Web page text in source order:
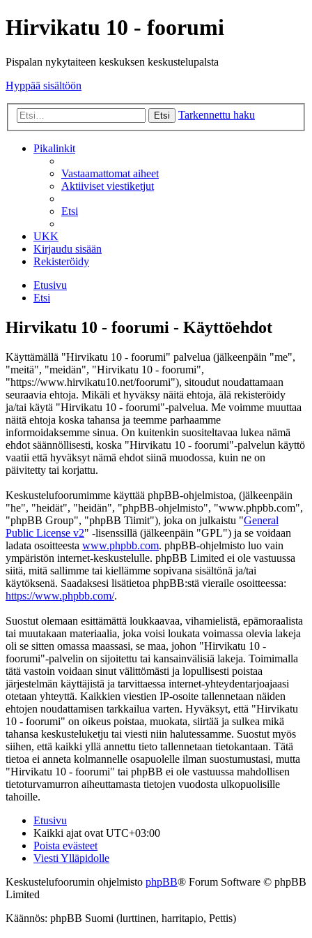
Hirvikatu 10 - foorumi
Pispalan nykytaiteen keskuksen keskustelupalsta
Hyppää sisältöön
Etsi Tarkennettu haku
Pikalinkit
Vastaamattomat aiheet
Aktiiviset viestiketjut
Etsi
UKK
Kirjaudu sisään
Rekisteröidy
Etusivu
Etsi
Hirvikatu 10 - foorumi - Käyttöehdot
Käyttämällä "Hirvikatu 10 - foorumi" palvelua (jälkeenpäin "me",
"meitä", "meidän", "Hirvikatu 10 - foorumi",
"https://www.hirvikatu10.net/foorumi"), sitoudut noudattamaan
seuraavia ehtoja. Mikäli et hyväksy näitä ehtoja, älä rekisteröidy
ja/tai käytä "Hirvikatu 10 - foorumi"-palvelua. Me voimme muuttaa
näitä ehtoja koska tahansa ja teemme parhaamme
informoidaksemme sinua. On kuitenkin suositeltavaa lukea nämä
ehdot säännöllisesti, koska "Hirvikatu 10 - foorumi"-palvelun käyttö
vaatii että hyväksyt nämä ehdot siinä muodossa, kuin ne on
päivitetty tai korjattu.
Keskustelufoorumimme käyttää phpBB-ohjelmistoa, (jälkeenpäin
"he", "heidät", "heidän", "phpBB-ohjelmisto", "www.phpbb.com",
"phpBB Group", "phpBB Tiimit"), joka on julkaistu "General
Public License v2" -lisenssillä (jälkeenpäin "GPL") ja se voidaan
ladata osoitteesta www.phpbb.com. phpBB-ohjelmisto luo vain
ympäristön internet-keskustelulle. phpBB Limited ei ole vastuussa
siitä, mitä sallimme tai kiellämme sopivana sisältönä ja/tai
käytöksenä. Saadaksesi lisätietoa phpBB:stä vieraile osoitteessa:
https://www.phpbb.com/.
Suostut olemaan esittämättä loukkaavaa, vihamielistä, epämoraalista
tai muutakaan materiaalia, joka voisi loukata voimassa olevia lakeja
oli se sitten omassa maassasi, se maa, johon "Hirvikatu 10 -
foorumi"-palvelin on sijoitettu tai kansainvälisiä lakeja. Toimimalla
tätä vastoin voidaan sinut välittömästi ja lopullisesti poistaa
järjestelmän käyttäjistä ja tarvittaessa internet-yhteydentarjoajaasi
otetaan yhteyttä. Kaikkien viestien IP-osoite tallennetaan näiden
ehtojen noudattamisen tarkkailua varten. Hyväksyt, että "Hirvikatu
10 - foorumi" on oikeus poistaa, muokata, siirtää ja sulkea mikä
tahansa keskusteluketju tai viesti niin halutessamme. Suostut myös
siihen, että kaikki yllä annettu tieto tallennetaan tietokantaan. Tätä
tietoa ei anneta kolmannelle osapuolelle ilman suostumustasi, mutta
"Hirvikatu 10 - foorumi" tai phpBB ei ole vastuussa mahdollisen
tietoturvamurron aiheuttamasta tietojen vuodosta ulkopuolisille
tahoille.
Etusivu
Kaikki ajat ovat UTC+03:00
Poista evästeet
Viesti Ylläpidolle
Keskustelufoorumin ohjelmisto phpBB® Forum Software © phpBB
Limited
Käännös: phpBB Suomi (lurttinen, harritapio, Pettis)